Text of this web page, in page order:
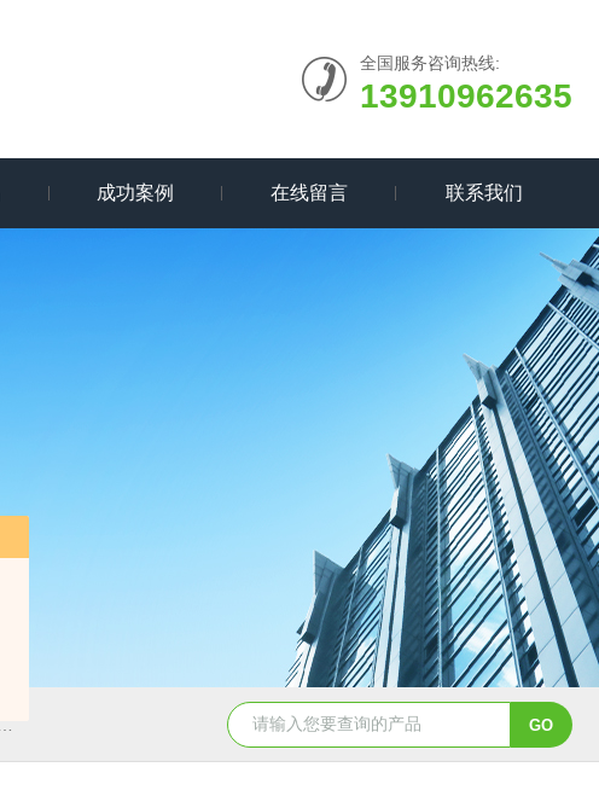
全国服务咨询热线:
13910962635
成功案例 在线留言 联系我们
5347信德迈代理Parker 45度绝缘防水接头 5353信